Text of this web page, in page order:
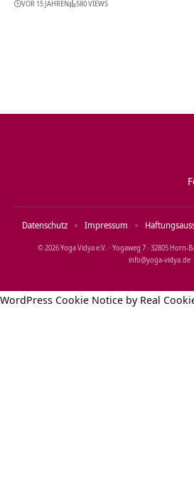
VOR 15 JAHREN 580 VIEWS
© 2026 Yoga Vidya e.V. · Yogaweg 7 · 32805
info@yoga‑vidya.de
Datenschutz Impressum
WordPress Cookie Notice by Real